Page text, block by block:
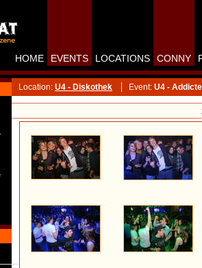
HOME EVENTS LOCATIONS CONNY
Location: U4 - Diskothek Event: U4 -